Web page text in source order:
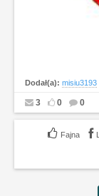
Dodał(a): misiu3193
3 0 0